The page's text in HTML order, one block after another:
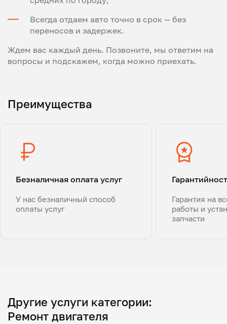
Всегда отдаем авто точно в срок — без
переносов и задержек.
Ждем вас каждый день. Позвоните, мы ответим на
вопросы и подскажем, когда можно приехать.
Преимущества
Безналичная оплата услуг
У нас безналичный способ
оплаты услуг
Гарантия на
работы и
запчасти
Другие услуги категории:
Ремонт двигателя